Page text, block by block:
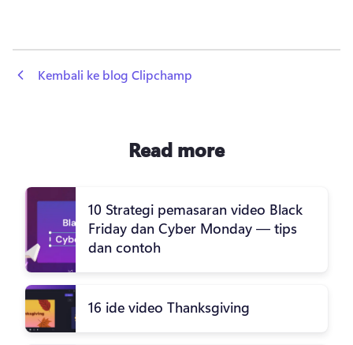
Kembali ke blog Clipchamp
Read more
10 Strategi pemasaran video Black
Friday dan Cyber Monday — tips
dan contoh
16 ide video Thanksgiving